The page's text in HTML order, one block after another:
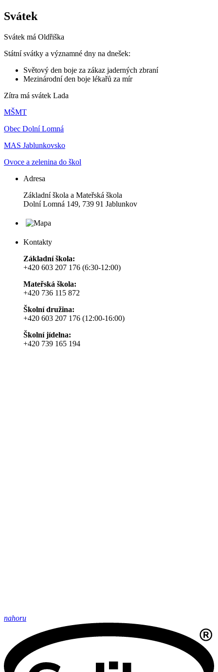
Svátek
Svátek má Oldřiška
Státní svátky a významné dny na dnešek:
Světový den boje za zákaz jaderných zbraní
Mezinárodní den boje lékařů za mír
Zítra má svátek Lada
MŠMT
Obec Dolní Lomná
MAS Jablunkovsko
Ovoce a zelenina do škol
Adresa
Základní škola a Mateřská škola
Dolní Lomná 149, 739 91 Jablunkov
Kontakty
Základní škola:
+420 603 207 176 (6:30-12:00)
Mateřská škola:
+420 736 115 872
Školní družina:
+420 603 207 176 (12:00-16:00)
Školní jídelna:
+420 739 165 194
nahoru